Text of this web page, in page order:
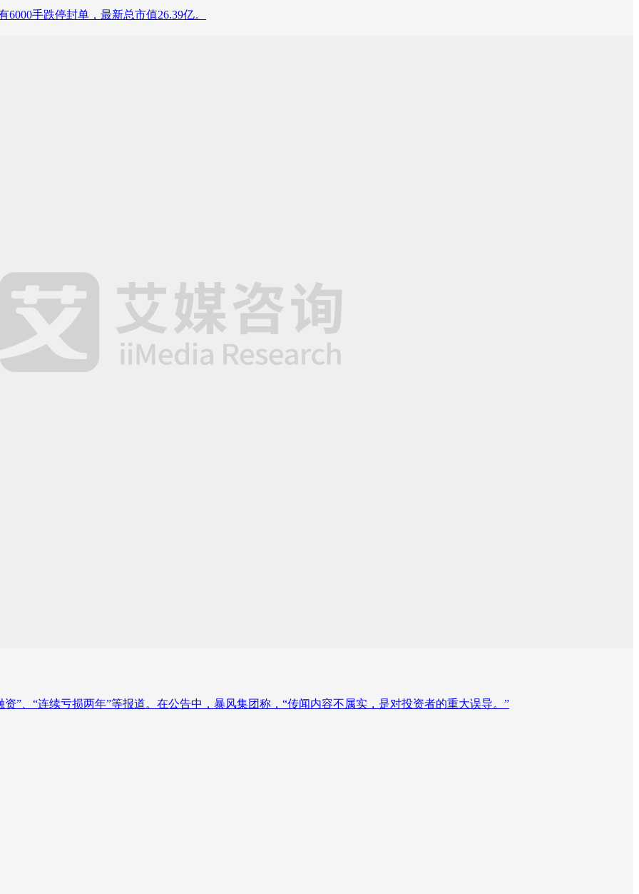
手跌停封单，最新总市值26.39亿。
”、“连续亏损两年”等报道。在公告中，暴风集团称，“传闻内容不属实，是对投资者的重大误导。”